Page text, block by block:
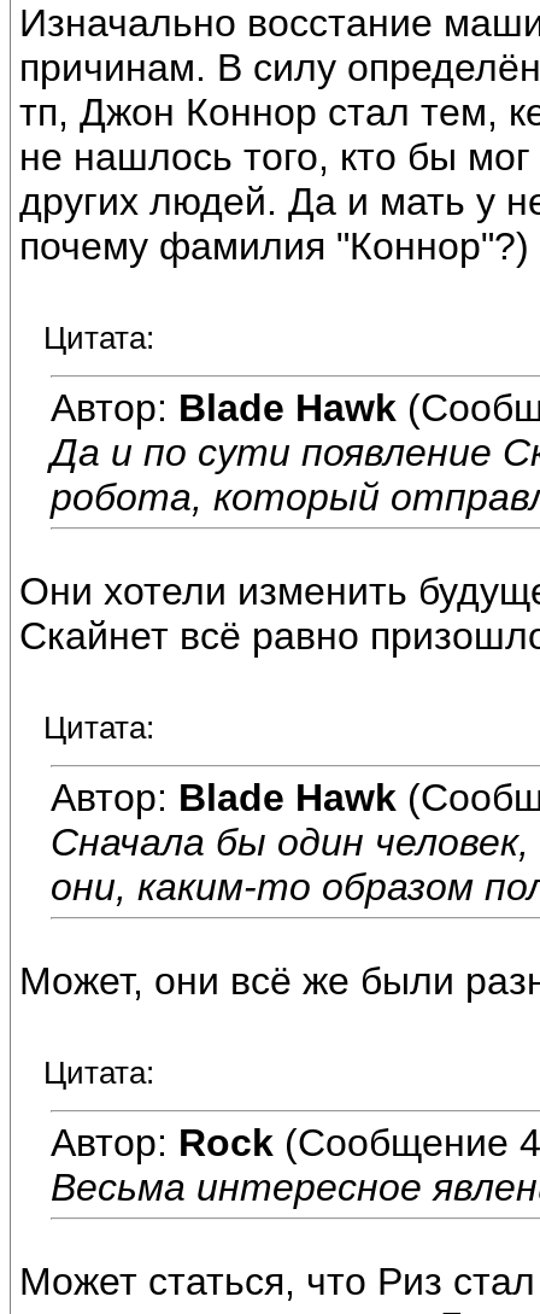
Изначально восстание
причинам. В силу
тп, Джон Коннор стал тем,
не нашлось того, кто бы мог
других людей. Да и мать у
почему фамилия "Коннор"?)
Цитата:
Автор: Blade Hawk
Да и по сути появление
робота, который
Они хотели изменить
Скайнет всё равно
Цитата:
Автор: Blade Hawk
Сначала бы один
они, каким-то образом
Может, они всё же были
Цитата:
Автор: Rock (Сообщение
Весьма интересное
Может статься, что Риз